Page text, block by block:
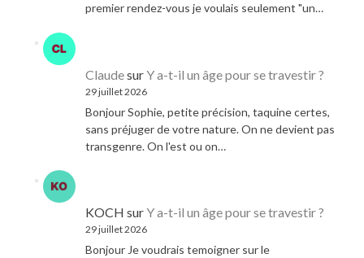
premier rendez-vous je voulais seulement "un…
ClaudesurY a-t-il un âge pour se travestir ?
29 juillet 2026
Bonjour Sophie, petite précision, taquine certes,
sans préjuger de votre nature. On ne devient pas
transgenre. On l'est ou on…
KOCH surY a-t-il un âge pour se travestir ?
29 juillet 2026
Bonjour Je voudrais temoigner sur le